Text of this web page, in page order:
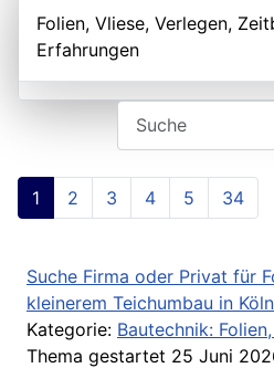
Folien, Vliese, Verlegen,
Erfahrungen
1 2 3 4 5 34
Suche Firma oder Privat für
kleinerem Teichumbau in Köln
Kategorie: Bautechnik:
Thema gestartet 25 Juni